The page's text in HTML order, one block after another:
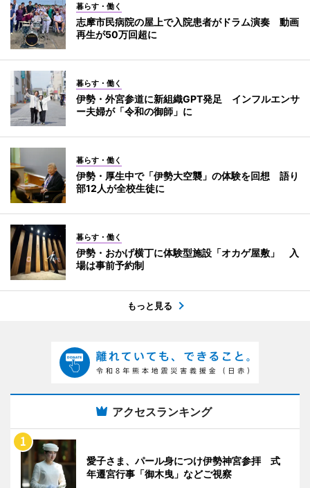
暮らす・働く
志摩市民病院の屋上で入院患者がドラム演奏 動画
再生が50万回超に
暮らす・働く
伊勢・外宮参道に新組織GPT発足 インフルエンサ
ー夫婦が「令和の御師」に
暮らす・働く
伊勢・厚生中で「伊勢大空襲」の体験を回想 語り
部12人が全校生徒に
暮らす・働く
伊勢・おかげ横丁に体験型施設「オカゲ屋敷」 入
場は事前予約制
もっと見る
アクセスランキング
愛子さま、パール身につけ伊勢神宮参拝 式
年遷宮行事「御木曳」などご視察